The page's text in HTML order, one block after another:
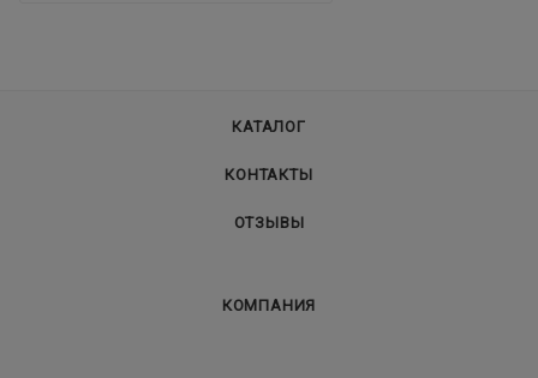
КАТАЛОГ
КОНТАКТЫ
ОТЗЫВЫ
КОМПАНИЯ